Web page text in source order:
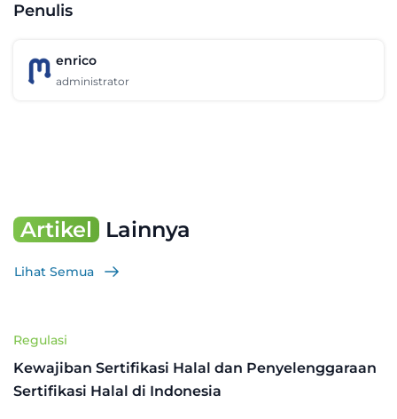
Penulis
enrico
administrator
Artikel Lainnya
Lihat Semua
Regulasi
Kewajiban Sertifikasi Halal dan Penyelenggaraan
Sertifikasi Halal di Indonesia